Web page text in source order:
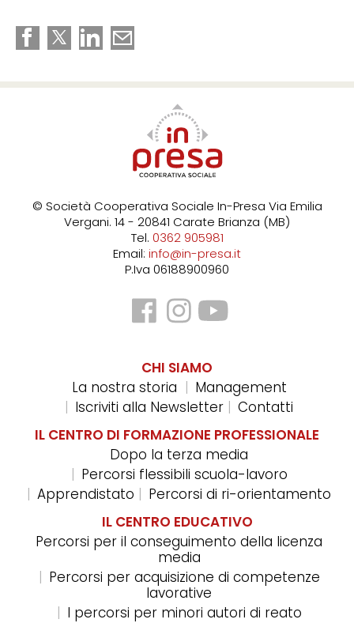
© Società Cooperativa Sociale In-Presa Via Emilia
Vergani. 14 - 20841 Carate Brianza (MB)
Tel. 0362 905981
Email: info@in-presa.it
P.Iva 06188900960
CHI SIAMO
La nostra storia
Management
Iscriviti alla Newsletter
Contatti
IL CENTRO DI FORMAZIONE PROFESSIONALE
Dopo la terza media
Percorsi flessibili scuola-lavoro
Apprendistato
Percorsi di ri-orientamento
IL CENTRO EDUCATIVO
Percorsi per il conseguimento della licenza
media
Percorsi per acquisizione di competenze
lavorative
I percorsi per minori autori di reato